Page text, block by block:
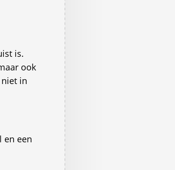
is.
ook
in
en een